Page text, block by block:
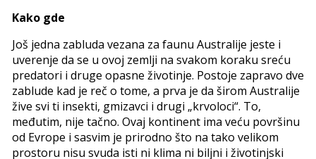
Kako gde
Još jedna zabluda vezana za faunu Australije jeste i
uverenje da se u ovoj zemlji na svakom koraku sreću
predatori i druge opasne životinje. Postoje zapravo dve
zablude kad je reč o tome, a prva je da širom Australije
žive svi ti insekti, gmizavci i drugi „krvoloci“. To,
međutim, nije tačno. Ovaj kontinent ima veću površinu
od Evrope i sasvim je prirodno što na tako velikom
prostoru nisu svuda isti ni klima ni biljni i životinjski